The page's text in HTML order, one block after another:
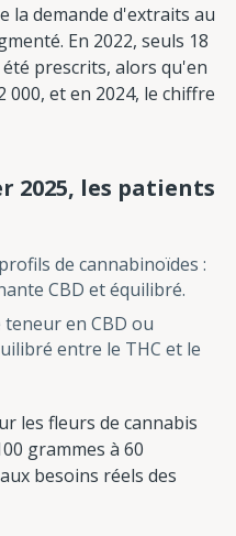
la demande d'extraits au
En 2022, seuls 18
prescrits, alors qu'en
000, et en 2024, le chiffre
2025, les patients
de cannabinoïdes :
CBD et équilibré.
en CBD ou
entre le THC et le
les fleurs de cannabis
grammes à 60
besoins réels des